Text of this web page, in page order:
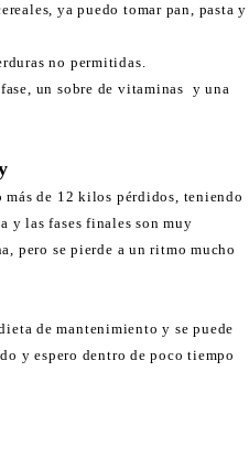
ya puedo tomar pan, pasta y
no permitidas.
un sobre de vitaminas y una
de 12 kilos pérdidos, teniendo
y las fases finales son muy
pero se pierde a un ritmo mucho
de mantenimiento y se puede
y espero dentro de poco tiempo